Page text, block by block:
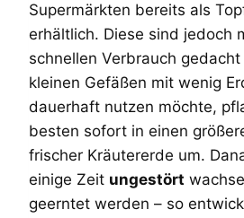
Supermärkten bereits als
erhältlich. Diese sind jedoch
schnellen Verbrauch
kleinen Gefäßen mit wenig
dauerhaft nutzen möchte,
besten sofort in einen
frischer Kräutererde um.
einige Zeit ungestört
geerntet werden – so